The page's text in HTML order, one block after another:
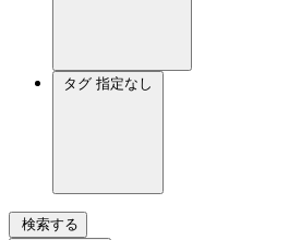
タグ 指定なし
検索する